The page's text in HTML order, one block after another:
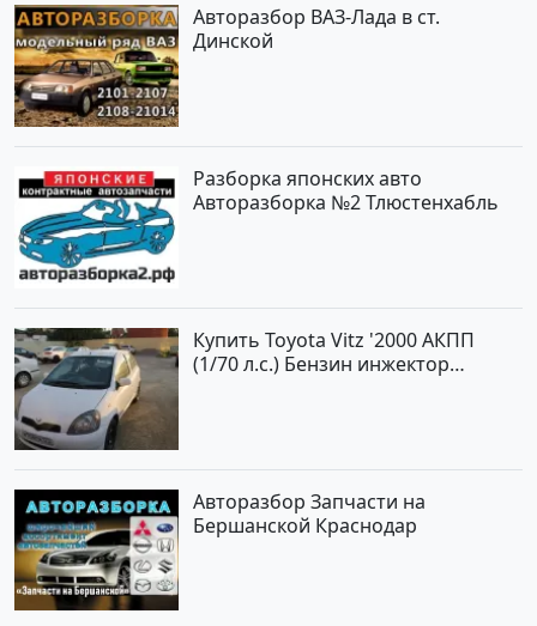
Авторазбор ВАЗ-Лада в ст.
Динской
Разборка японских авто
Авторазборка №2 Тлюстенхабль
Купить Toyota Vitz '2000 АКПП
(1/70 л.с.) Бензин инжектор
Авторазбор Запчасти на
Бершанской Краснодар